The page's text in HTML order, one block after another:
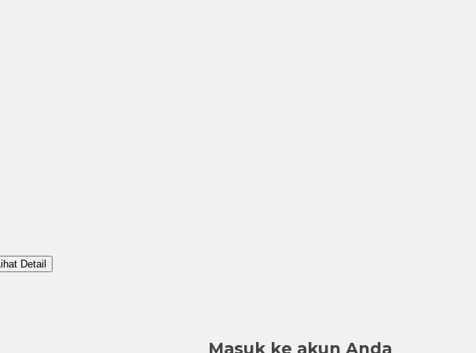
Lihat Detail
Masuk ke akun Anda